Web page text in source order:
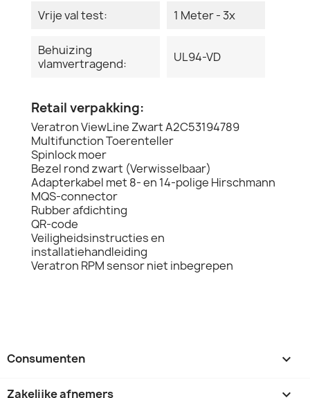
Vrije val test: 1 Meter - 3x
Behuizing
vlamvertragend:
UL94-VD
Retail verpakking:
Veratron ViewLine Zwart A2C53194789
Multifunction Toerenteller
Spinlock moer
Bezel rond zwart (Verwisselbaar)
Adapterkabel met 8- en 14-polige Hirschmann
MQS-connector
Rubber afdichting
QR-code
Veiligheidsinstructies en
installatiehandleiding
Veratron RPM sensor niet inbegrepen
Consumenten 
Zakelijke afnemers 